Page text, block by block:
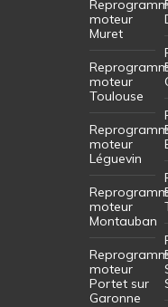
moteur
Muret
moteur
Toulouse
moteur
Léguevin
moteur
Montauban
moteur
Portet sur
Garonne